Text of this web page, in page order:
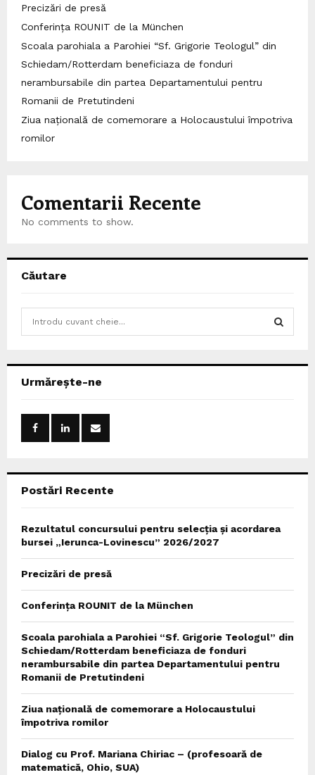
Precizări de presă
Conferința ROUNIT de la München
Scoala parohiala a Parohiei “Sf. Grigorie Teologul” din
Schiedam/Rotterdam beneficiaza de fonduri
nerambursabile din partea Departamentului pentru
Romanii de Pretutindeni
Ziua națională de comemorare a Holocaustului împotriva
romilor
Comentarii Recente
No comments to show.
Căutare
h
Urmărește-ne
Postări Recente
Rezultatul concursului pentru selecția și acordarea
bursei „Ierunca-Lovinescu” 2026/2027
Precizări de presă
Conferința ROUNIT de la München
Scoala parohiala a Parohiei “Sf. Grigorie Teologul” din
Schiedam/Rotterdam beneficiaza de fonduri
nerambursabile din partea Departamentului pentru
Romanii de Pretutindeni
Ziua națională de comemorare a Holocaustului
împotriva romilor
Dialog cu Prof. Mariana Chiriac – (profesoară de
matematică, Ohio, SUA)